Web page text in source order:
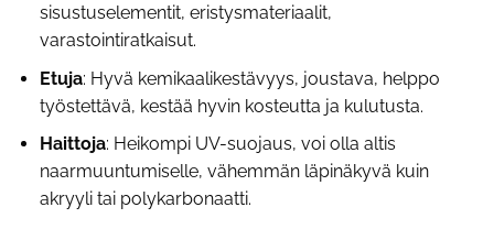
sisustuselementit, eristysmateriaalit,
varastointiratkaisut.
Etuja: Hyvä kemikaalikestävyys, joustava, helppo
työstettävä, kestää hyvin kosteutta ja kulutusta.
Haittoja: Heikompi UV-suojaus, voi olla altis
naarmuuntumiselle, vähemmän läpinäkyvä kuin
akryyli tai polykarbonaatti.